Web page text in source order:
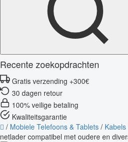
Recente zoekopdrachten
Gratis verzending +300€
30 dagen retour
100% veilige betaling
Kwaliteitsgarantie
/ Mobiele Telefoons & Tablets /
netlader compatibel met oudere en